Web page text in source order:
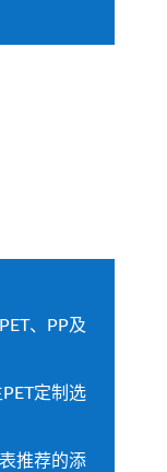
、PP及
定制选
推荐的添